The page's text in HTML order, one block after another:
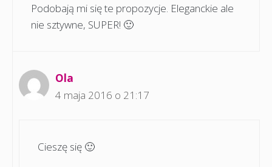
Podobają mi się te propozycje. Eleganckie ale
nie sztywne, SUPER! 🙂
Ola
4 maja 2016 o 21:17
Cieszę się 🙂